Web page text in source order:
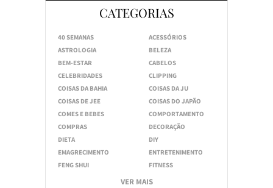
CATEGORIAS
40 SEMANAS
ACESSÓRIOS
ASTROLOGIA
BELEZA
BEM-ESTAR
CABELOS
CELEBRIDADES
CLIPPING
COISAS DA BAHIA
COISAS DA JU
COISAS DE JEE
COISAS DO JAPÃO
COMES E BEBES
COMPORTAMENTO
COMPRAS
DECORAÇÃO
DIETA
DIY
EMAGRECIMENTO
ENTRETENIMENTO
FENG SHUI
FITNESS
VER MAIS